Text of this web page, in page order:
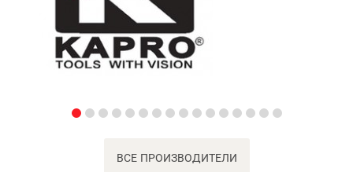
ВСЕ ПРОИЗВОДИТЕЛИ